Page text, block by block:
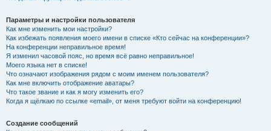
Параметры и настройки пользователя
Как мне изменить мои настройки?
Как избежать появления моего имени в списке «Кто сейчас на конференции»?
На конференции неправильное время!
Я изменил часовой пояс, но время всё равно неправильное!
Моего языка нет в списке!
Что означают изображения рядом с моим именем пользователя?
Как мне включить отображение аватары?
Что такое звание и как я могу изменить его?
Когда я щёлкаю по ссылке «email», от меня требуют войти на конференцию!
Создание сообщений